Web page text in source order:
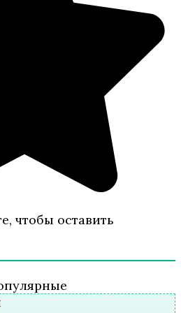
чтобы оставить